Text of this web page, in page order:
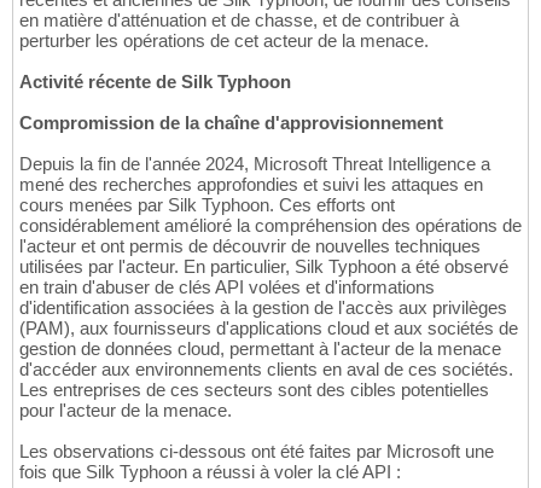
en matière d'atténuation et de chasse, et de contribuer à
perturber les opérations de cet acteur de la menace.
Activité récente de Silk Typhoon
Compromission de la chaîne d'approvisionnement
Depuis la fin de l'année 2024, Microsoft Threat Intelligence a
mené des recherches approfondies et suivi les attaques en
cours menées par Silk Typhoon. Ces efforts ont
considérablement amélioré la compréhension des opérations de
l'acteur et ont permis de découvrir de nouvelles techniques
utilisées par l'acteur. En particulier, Silk Typhoon a été observé
en train d'abuser de clés API volées et d'informations
d'identification associées à la gestion de l'accès aux privilèges
(PAM), aux fournisseurs d'applications cloud et aux sociétés de
gestion de données cloud, permettant à l'acteur de la menace
d'accéder aux environnements clients en aval de ces sociétés.
Les entreprises de ces secteurs sont des cibles potentielles
pour l'acteur de la menace.
Les observations ci-dessous ont été faites par Microsoft une
fois que Silk Typhoon a réussi à voler la clé API :